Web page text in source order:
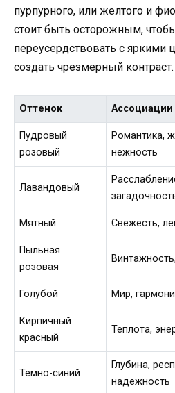
пурпурного, или желтого и
стоит быть осторожным,
переусердствовать с яркими
создать чрезмерный контраст.
Оттенок Ассоциации
Пудровый
розовый
Романтика,
нежность
Лавандовый
Мятный Свежесть,
Пыльная
розовая
Голубой Мир,
Кирпичный
красный
Теплота,
Темно-синий
Глубина,
надежность